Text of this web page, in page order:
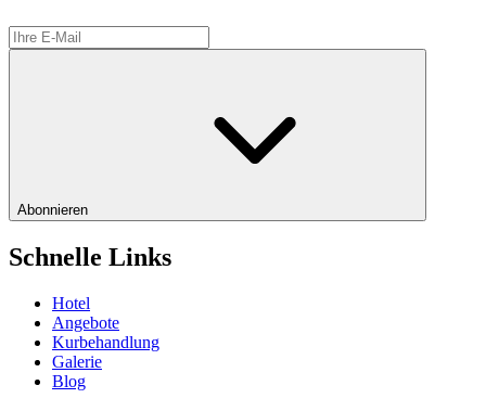
Abonnieren
Schnelle Links
Hotel
Angebote
Kurbehandlung
Galerie
Blog